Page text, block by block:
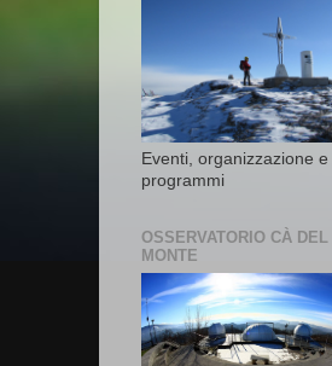
Eventi, organizzazione e
programmi
OSSERVATORIO CÀ DEL
MONTE